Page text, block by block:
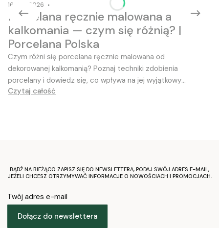
16-06-2026
Porcelana ręcznie malowana a
kalkomania — czym się różnią? |
Porcelana Polska
Czym różni się porcelana ręcznie malowana od
dekorowanej kalkomanią? Poznaj techniki zdobienia
porcelany i dowiedz się, co wpływa na jej wyjątkowy
charakter
Czytaj całość
BĄDŹ NA BIEŻĄCO ZAPISZ SIĘ DO NEWSLETTERA, PODAJ SWÓJ ADRES E-MAIL,
JEŻELI CHCESZ OTRZYMYWAĆ INFORMACJE O NOWOŚCIACH I PROMOCJACH.
Twój adres e-mail
Dołącz do newslettera